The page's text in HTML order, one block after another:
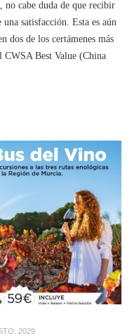
no cabe duda de que recibir
satisfacción. Esta es aún
dos de los certámenes más
Best Value (China
2029